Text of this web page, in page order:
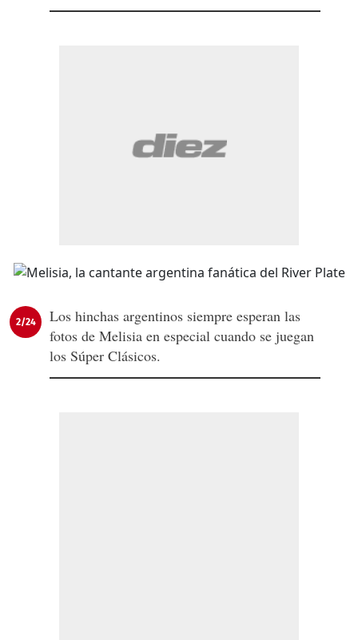
2/24
Los hinchas argentinos siempre esperan las
fotos de Melisia en especial cuando se juegan
los Súper Clásicos.